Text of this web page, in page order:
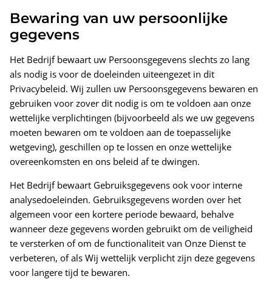
Bewaring van uw persoonlijke
gegevens
Het Bedrijf bewaart uw Persoonsgegevens slechts zo lang
als nodig is voor de doeleinden uiteengezet in dit
Privacybeleid. Wij zullen uw Persoonsgegevens bewaren en
gebruiken voor zover dit nodig is om te voldoen aan onze
wettelijke verplichtingen (bijvoorbeeld als we uw gegevens
moeten bewaren om te voldoen aan de toepasselijke
wetgeving), geschillen op te lossen en onze wettelijke
overeenkomsten en ons beleid af te dwingen.
Het Bedrijf bewaart Gebruiksgegevens ook voor interne
analysedoeleinden. Gebruiksgegevens worden over het
algemeen voor een kortere periode bewaard, behalve
wanneer deze gegevens worden gebruikt om de veiligheid
te versterken of om de functionaliteit van Onze Dienst te
verbeteren, of als Wij wettelijk verplicht zijn deze gegevens
voor langere tijd te bewaren.